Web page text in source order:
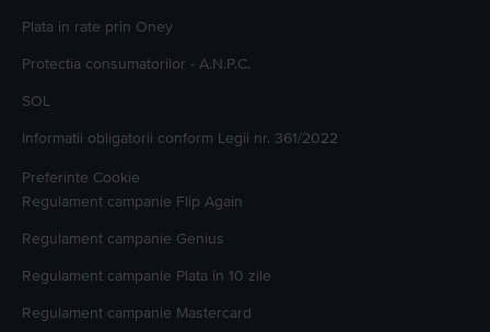
Plata in rate prin Oney
Protectia consumatorilor - A.N.P.C.
SOL
Informatii obligatorii conform Legii nr. 361/2022
Preferinte Cookie
Regulament campanie Flip Again
Regulament campanie Genius
Regulament campanie Plata în 10 zile
Regulament campanie Mastercard